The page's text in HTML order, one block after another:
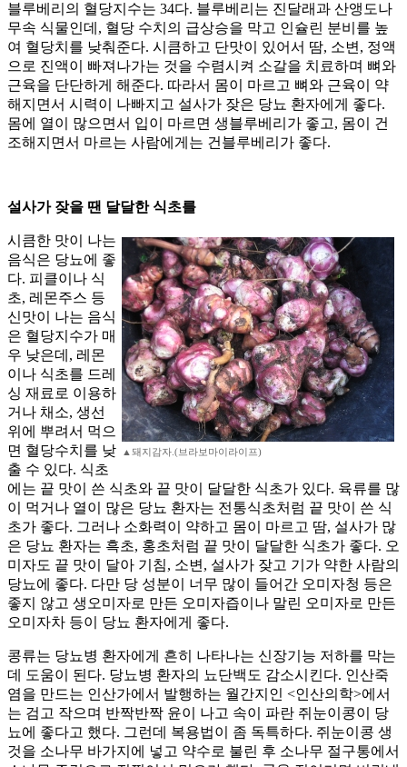
블루베리의 혈당지수는 34다. 블루베리는 진달래과 산앵도나
무속 식물인데, 혈당 수치의 급상승을 막고 인슐린 분비를 높
여 혈당치를 낮춰준다. 시큼하고 단맛이 있어서 땀, 소변, 정액
으로 진액이 빠져나가는 것을 수렴시켜 소갈을 치료하며 뼈와
근육을 단단하게 해준다. 따라서 몸이 마르고 뼈와 근육이 약
해지면서 시력이 나빠지고 설사가 잦은 당뇨 환자에게 좋다.
몸에 열이 많으면서 입이 마르면 생블루베리가 좋고, 몸이 건
조해지면서 마르는 사람에게는 건블루베리가 좋다.
설사가 잦을 땐 달달한 식초를
▲돼지감자.(브라보마이라이프)
시큼한 맛이 나는
음식은 당뇨에 좋
다. 피클이나 식
초, 레몬주스 등
신맛이 나는 음식
은 혈당지수가 매
우 낮은데, 레몬
이나 식초를 드레
싱 재료로 이용하
거나 채소, 생선
위에 뿌려서 먹으
면 혈당수치를 낮
출 수 있다. 식초
에는 끝 맛이 쓴 식초와 끝 맛이 달달한 식초가 있다. 육류를 많
이 먹거나 열이 많은 당뇨 환자는 전통식초처럼 끝 맛이 쓴 식
초가 좋다. 그러나 소화력이 약하고 몸이 마르고 땀, 설사가 많
은 당뇨 환자는 흑초, 홍초처럼 끝 맛이 달달한 식초가 좋다. 오
미자도 끝 맛이 달아 기침, 소변, 설사가 잦고 기가 약한 사람의
당뇨에 좋다. 다만 당 성분이 너무 많이 들어간 오미자청 등은
좋지 않고 생오미자로 만든 오미자즙이나 말린 오미자로 만든
오미자차 등이 당뇨 환자에게 좋다.
콩류는 당뇨병 환자에게 흔히 나타나는 신장기능 저하를 막는
데 도움이 된다. 당뇨병 환자의 뇨단백도 감소시킨다. 인산죽
염을 만드는 인산가에서 발행하는 월간지인 <인산의학>에서
는 검고 작으며 반짝반짝 윤이 나고 속이 파란 쥐눈이콩이 당
뇨에 좋다고 했다. 그런데 복용법이 좀 독특하다. 쥐눈이콩 생
것을 소나무 바가지에 넣고 약수로 불린 후 소나무 절구통에서